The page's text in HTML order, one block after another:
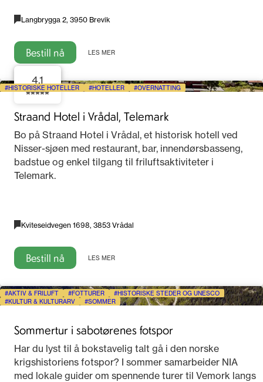
Langbrygga 2, 3950 Brevik
Bestill nå LES MER
HISTORISKE HOTELLER HOTELLER OVERNATTING
4.1
Straand Hotel i Vrådal, Telemark
Bo på Straand Hotel i Vrådal, et historisk hotell ved
Nisser-sjøen med restaurant, bar, innendørsbasseng,
badstue og enkel tilgang til friluftsaktiviteter i
Telemark.
Kviteseidvegen 1698, 3853 Vrådal
Bestill nå LES MER
AKTIV & FRILUFT FOTTURER
HISTORISKE STEDER OG UNESCO
KULTUR & KULTURARV
SOMMER
Sommertur i sabotørenes fotspor
Har du lyst til å bokstavelig talt gå i den norske
krigshistoriens fotspor? I sommer samarbeider NIA
med lokale guider om spennende turer til Vemork langs